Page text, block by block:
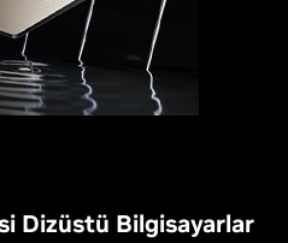
Dizüstü Bilgisayarlar